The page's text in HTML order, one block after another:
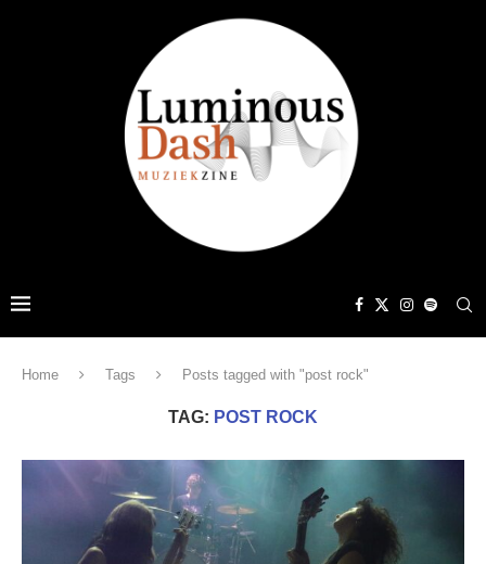
Home Tags Posts tagged with "post rock"
TAG: POST ROCK